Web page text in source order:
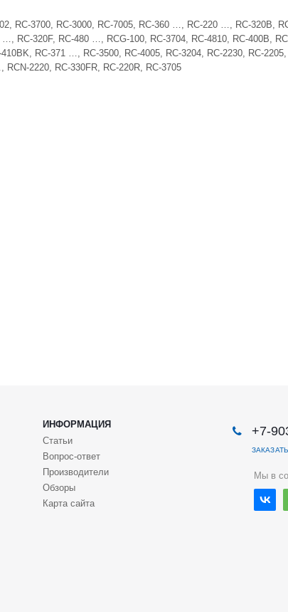
RC-3700, RC-3000, RC-7005, RC-360 …, RC-220 …, RC-320B,
RC-320F, RC-480 …, RCG-100, RC-3704, RC-4810, RC-400B,
RC-371 …, RC-3500, RC-4005, RC-3204, RC-2230, RC-
2220, RC-330FR, RC-220R, RC-3705
ИНФОРМАЦИЯ
Статьи
Вопрос-ответ
Производители
Обзоры
Карта сайта
+7-
Мы в